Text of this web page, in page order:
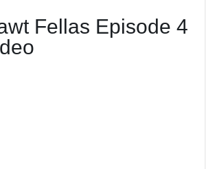
Fellas Episode 4